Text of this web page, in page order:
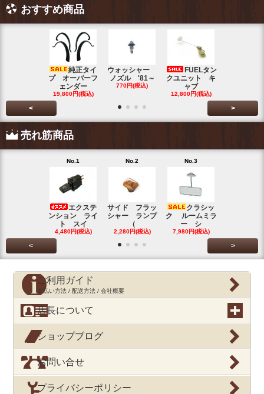
おすすめ商品
純正タイ
プ オーバーフ
ェンダー
19,800円(税込)
ウォッシャー
ノズル '81～
770円(税込)
FUELタン
クユニット キ
ャブ
12,800円(税込)
< >
売れ筋商品
No.1
エクステ
ンション ライ
ト スイ
4,480円(税込)
No.2
サイド フラッ
シャー ランプ
（
2,280円(税込)
No.3
クラシッ
ク ルームミラ
ー シ
7,980円(税込)
< >
ご利用ガイド
支払い方法 / 配送方法 / 会社概要
店長について
ショップブログ
お問い合せ
プライバシーポリシー